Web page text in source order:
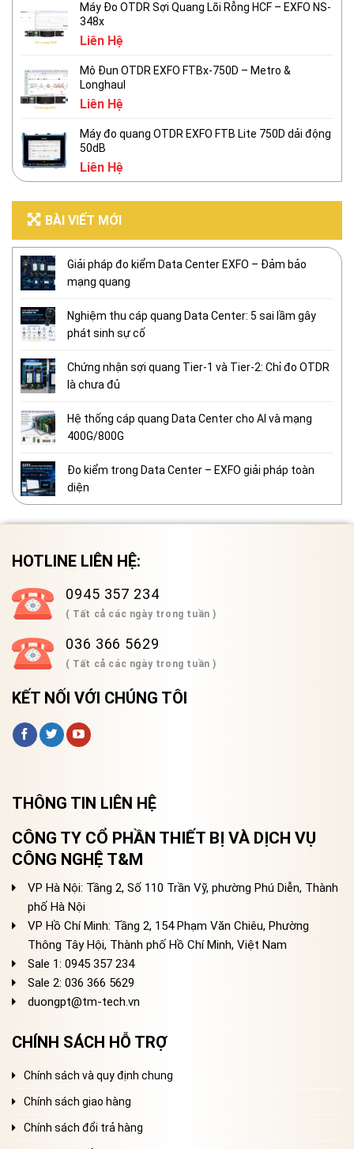
Máy Đo OTDR Sợi Quang Lõi Rỗng HCF – EXFO NS-
348x
Liên Hệ
Mô Đun OTDR EXFO FTBx-750D – Metro &
Longhaul
Liên Hệ
Máy đo quang OTDR EXFO FTB Lite 750D dải động
50dB
Liên Hệ
BÀI VIẾT MỚI
Giải pháp đo kiểm Data Center EXFO – Đảm bảo
mạng quang
Nghiệm thu cáp quang Data Center: 5 sai lầm gây
phát sinh sự cố
Chứng nhận sợi quang Tier-1 và Tier-2: Chỉ đo OTDR
là chưa đủ
Hệ thống cáp quang Data Center cho AI và mạng
400G/800G
Đo kiểm trong Data Center – EXFO giải pháp toàn
diện
HOTLINE LIÊN HỆ:
0945 357 234
( Tất cả các ngày trong tuần )
036 366 5629
( Tất cả các ngày trong tuần )
KẾT NỐI VỚI CHÚNG TÔI
THÔNG TIN LIÊN HỆ
CÔNG TY CỔ PHẦN THIẾT BỊ VÀ DỊCH VỤ
CÔNG NGHỆ T&M
VP Hà Nội: Tầng 2, Số 110 Trần Vỹ, phường Phú Diễn, Thành
phố Hà Nội
VP Hồ Chí Minh: Tầng 2, 154 Phạm Văn Chiêu, Phường
Thông Tây Hội, Thành phố Hồ Chí Minh, Việt Nam
Sale 1: 0945 357 234
Sale 2: 036 366 5629
duongpt@tm-tech.vn
CHÍNH SÁCH HỖ TRỢ
Chính sách và quy định chung
Chính sách giao hàng
Chính sách đổi trả hàng